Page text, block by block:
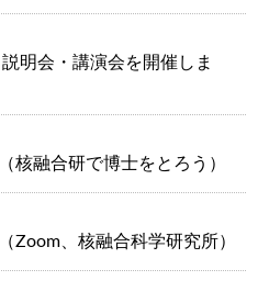
明会・講演会を開催しま
核融合研で博士をとろう）
Zoom、核融合科学研究所）